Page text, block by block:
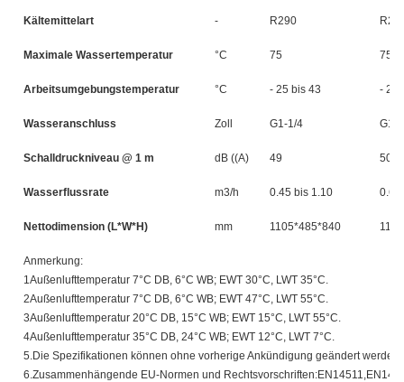
Kältemittelart - R290
Maximale Wassertemperatur °C 75 75
Arbeitsumgebungstemperatur °C - 25 bis 43 - 25
Wasseranschluss Zoll G1-1/4 G1-
Schalldruckniveau @ 1 m dB ((A) 49 50
Wasserflussrate m3/h 0.45 bis 1.10 0.60
Nettodimension (L*W*H) mm 1105*485*840
Anmerkung:
1Außenlufttemperatur 7°C DB, 6°C WB; EWT 30°C, LWT 35°C.
2Außenlufttemperatur 7°C DB, 6°C WB; EWT 47°C, LWT 55°C.
3Außenlufttemperatur 20°C DB, 15°C WB; EWT 15°C, LWT 55°C.
4Außenlufttemperatur 35°C DB, 24°C WB; EWT 12°C, LWT 7°C.
5.Die Spezifikationen können ohne vorherige Ankündigung geändert werden.
6.Zusammenhängende EU-Normen und